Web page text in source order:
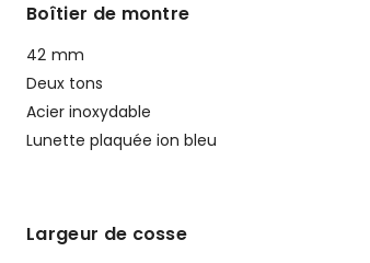
Boîtier de montre
42 mm
Deux tons
Acier inoxydable
Lunette plaquée ion bleu
Largeur de cosse